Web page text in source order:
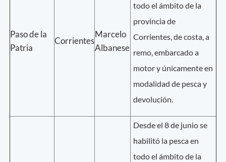
Paso de la
Patria
Corrientes
Marcelo
Albanese
todo el ámbito de la
provincia de
Corrientes, de costa, a
remo, embarcado a
motor y únicamente en
modalidad de pesca y
devolución.
Desde el 8 de junio se
habilitó la pesca en
todo el ámbito de la